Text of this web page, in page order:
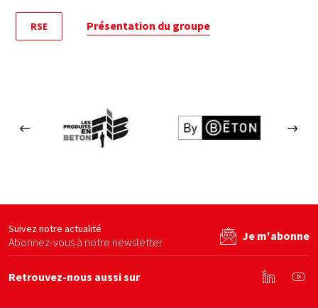
RSE Présentation du groupe
Suivez notre actualité
Abonnez-vous à notre newsletter Je m'abonne
Retrouvez-nous aussi sur
Linkedin